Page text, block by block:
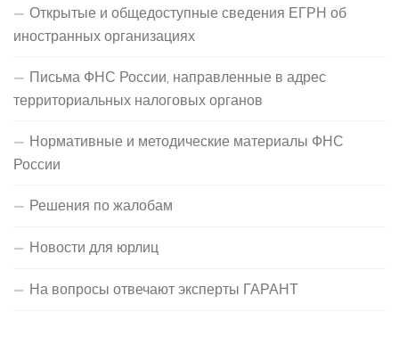
Открытые и общедоступные сведения ЕГРН об
иностранных организациях
Письма ФНС России, направленные в адрес
территориальных налоговых органов
Нормативные и методические материалы ФНС
России
Решения по жалобам
Новости для юрлиц
На вопросы отвечают эксперты ГАРАНТ